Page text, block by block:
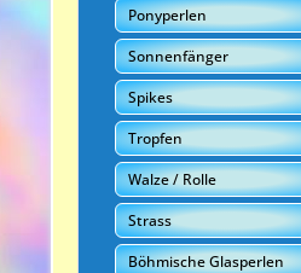
Ponyperlen
Sonnenfänger
Spikes
Tropfen
Walze / Rolle
Strass
Böhmische Glasperlen